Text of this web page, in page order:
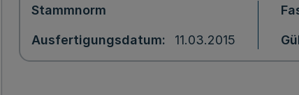
Stammnorm
Ausfertigungsdatum 11.03.2015